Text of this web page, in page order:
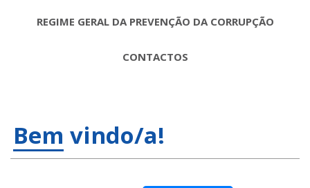
REGIME GERAL DA PREVENÇÃO DA CORRUPÇÃO
CONTACTOS
Bem vindo/a!